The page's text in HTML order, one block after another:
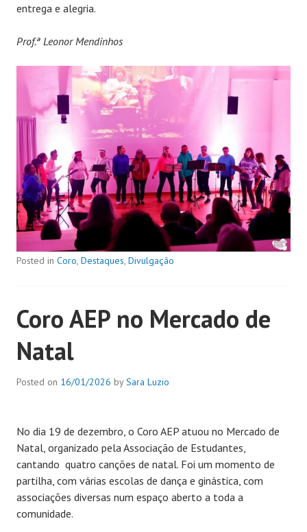
entrega e alegria.
Prof.ª Leonor Mendinhos
Posted in Coro, Destaques, Divulgação
Coro AEP no Mercado de
Natal
Posted on 16/01/2026 bySara Luzio
No dia 19 de dezembro, o Coro AEP atuou no Mercado de
Natal, organizado pela Associação de Estudantes,
cantando quatro canções de natal. Foi um momento de
partilha, com várias escolas de dança e ginástica, com
associações diversas num espaço aberto a toda a
comunidade.